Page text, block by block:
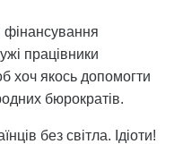
працівники
хоч якось допомогти
бюрократів.
без світла. Ідіоти!